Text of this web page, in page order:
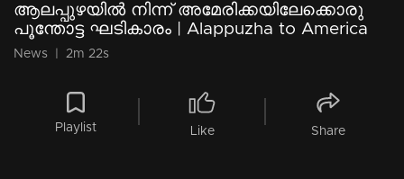
ആലപ്പുഴയില്‍ നിന്ന് അമേരിക്കയിലേക്കൊരു
പൂന്തോട്ട ഘടികാരം | Alappuzha to America
News 2m 22s
Playlist Like Share